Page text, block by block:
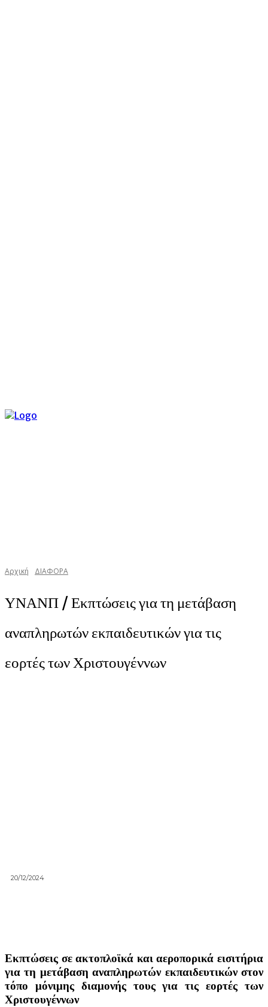
Αρχική ΔΙΑΦΟΡΑ
ΥΝΑΝΠ / Εκπτώσεις για τη μετάβαση
αναπληρωτών εκπαιδευτικών για τις
εορτές των Χριστουγέννων
20/12/2024
Εκπτώσεις σε ακτοπλοϊκά και αεροπορικά εισιτήρια
για τη μετάβαση αναπληρωτών εκπαιδευτικών στον
τόπο μόνιμης διαμονής τους για τις εορτές των
Χριστουγέννων